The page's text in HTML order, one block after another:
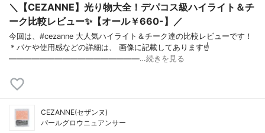
＼【CEZANNE】光り物大全！デパコス級ハイライト＆チ
ーク比較レビュー✨【オール￥660-】／
今回は、#cezanne 大人気ハイライト＆チーク達の比較レビューです！
＊パケや使用感などの詳細は、 画像に記載してあります☝
—————————————————…続きを見る
CEZANNE(セザンヌ)
パールグロウニュアンサー